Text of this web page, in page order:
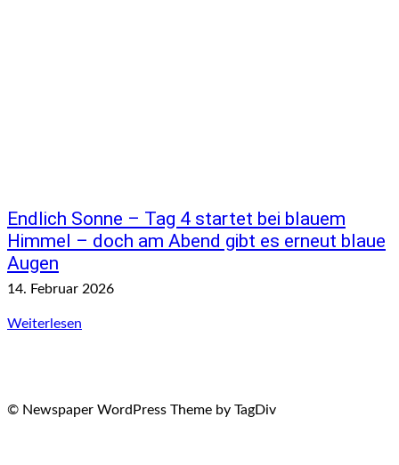
Endlich Sonne – Tag 4 startet bei blauem
Himmel – doch am Abend gibt es erneut blaue
Augen
14. Februar 2026
Weiterlesen
© Newspaper WordPress Theme by TagDiv